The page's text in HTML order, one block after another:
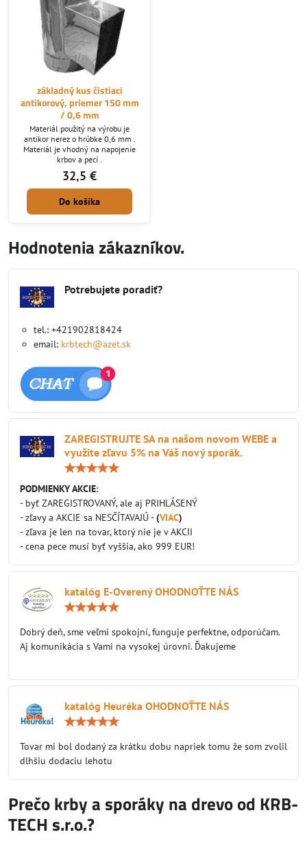
základný kus čistiaci
antikorový, priemer 150 mm
/ 0,6 mm
Materiál použitý na výrobu je
antikor nerez o hrúbke 0,6 mm .
Materiál je vhodný na napojenie
krbov a pecí .
32,5 €
Do košíka
Hodnotenia zákazníkov.
Potrebujete poradiť?
tel.: +421902818424
email: krbtech@azet.sk
ZAREGISTRUJTE SA na našom novom WEBE a
využite zľavu 5% na Váš nový sporák.
PODMIENKY AKCIE:
- byť ZAREGISTROVANÝ, ale aj PRIHLÁSENÝ
- zľavy a AKCIE sa NESČÍTAVAJÚ -(VIAC)
- zľava je len na tovar, ktorý nie je v AKCII
- cena pece musí byť vyššia, ako 999 EUR!
katalóg E-Overený OHODNOŤTE NÁS
5
Dobrý deň, sme veľmi spokojní, funguje perfektne, odporúčam.
Aj komunikácia s Vami na vysokej úrovni. Ďakujeme
katalóg Heuréka OHODNOŤTE NÁS
5
Tovar mi bol dodaný za krátku dobu napriek tomu že som zvolil
dlhšiu dodaciu lehotu
Prečo krby a sporáky na drevo od KRB-
TECH s.r.o.?